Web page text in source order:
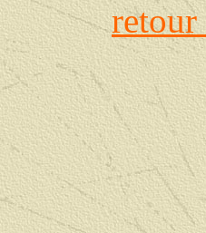
retour